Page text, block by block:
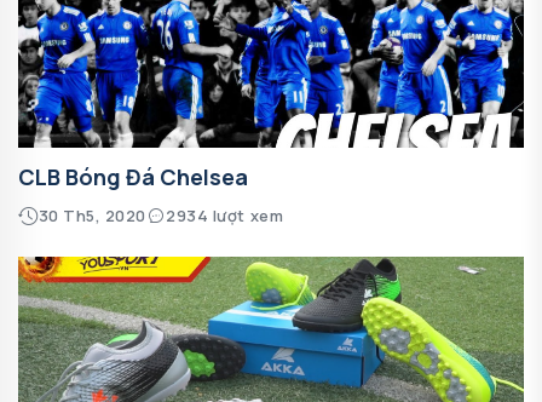
CLB Bóng Đá Chelsea
30 Th5, 2020 2934 lượt xem